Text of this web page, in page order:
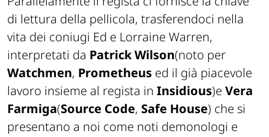
di lettura della pellicola, trasferendoci nella
vita dei coniugi Ed e Lorraine Warren,
interpretati da Patrick Wilson(noto per
Watchmen, Prometheus ed il già piacevole
lavoro insieme al regista in Insidious)e Vera
Farmiga(Source Code, Safe House) che si
presentano a noi come noti demonologi e